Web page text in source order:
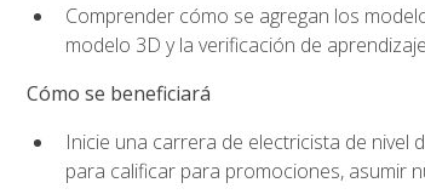
Comprender cómo se agregan los
modelo 3D y la verificación de
Cómo se beneficiará
Inicie una carrera de electricista de nivel
para calificar para promociones, asumir